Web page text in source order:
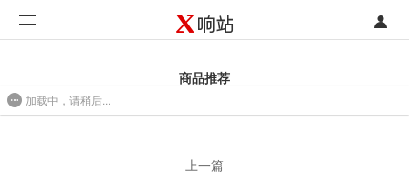
注册
开发类型
商品推荐
上一篇
加载中，请稍后...